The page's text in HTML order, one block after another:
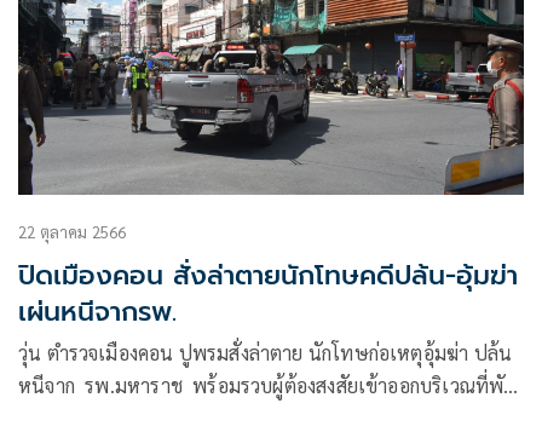
22 ตุลาคม 2566
ปิดเมืองคอน สั่งล่าตายนักโทษคดีปล้น-อุ้มฆ่า
เผ่นหนีจากรพ.
วุ่น ตำรวจเมืองคอน ปูพรมสั่งล่าตาย นักโทษก่อเหตุอุ้มฆ่า ปล้น
หนีจาก รพ.มหาราช พร้อมรวบผู้ต้องสงสัยเข้าออกบริเวณที่พัก